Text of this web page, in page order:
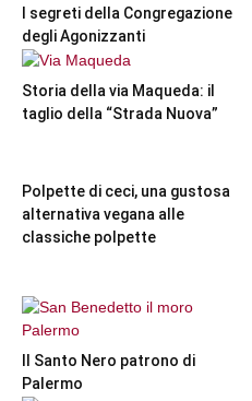
I segreti della Congregazione
degli Agonizzanti
Storia della via Maqueda: il
taglio della “Strada Nuova”
Polpette di ceci, una gustosa
alternativa vegana alle
classiche polpette
Il Santo Nero patrono di
Palermo